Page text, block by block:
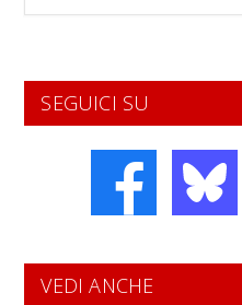
SEGUICI SU
VEDI ANCHE